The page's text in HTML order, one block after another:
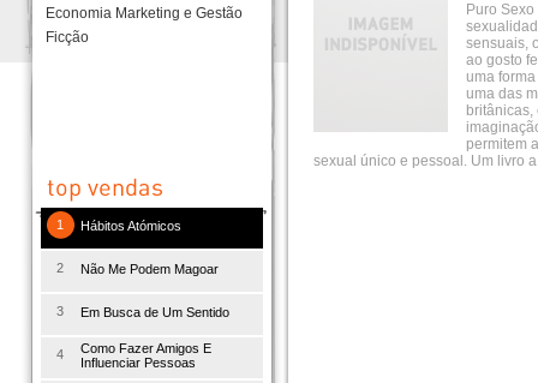
Economia Marketing e Gestão
Ficção
1 Hábitos Atómicos
2 Não Me Podem Magoar
3 Em Busca de Um Sentido
4
Como Fazer Amigos E
Influenciar Pessoas
Puro
sensuais,
ao gosto
uma
uma das
permitem
sexual único e pessoal. Um livro